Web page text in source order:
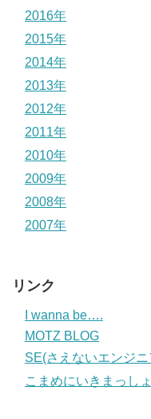
2016年
2015年
2014年
2013年
2012年
2011年
2010年
2009年
2008年
2007年
リンク
I wanna be….
MOTZ BLOG
SE(さえないエンジ
こまめにいきまっし